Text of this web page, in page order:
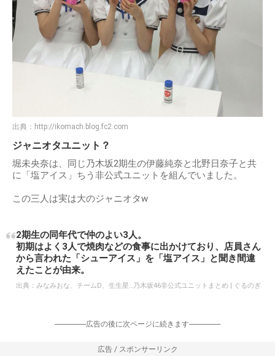
出典： http://ikomach.blog.fc2.com
ジャニオタユニット？
堀未央奈は、同じ乃木坂2期生の伊藤純奈と北野日奈子と共
に「塩アイス」ちう非公式ユニットを組んでいました。
この三人は実は大のジャニオタw
2期生の同年代で仲のよい3人。
初期はよく3人で焼肉などの食事に出かけており、店員さん
から言われた「シューアイス」を「塩アイス」と聞き間違
えたことが由来。
出典： みなみおな、チームD、生生星…乃木坂46非公式ユニットまとめ | ぐるのぎ
-----------------広告の後に次ページに続きます-----------------
広告 / スポンサーリンク